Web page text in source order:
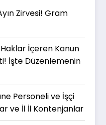
Zirvesi! Gram
İçeren Kanun
İşte Düzenlemenin
Personeli ve İşçi
ve İl İl Kontenjanlar